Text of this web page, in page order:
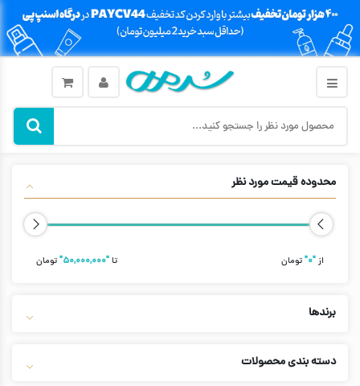
محدوده قیمت مورد نظر
از"۰" تومان تا"۵۰,۰۰۰,۰۰۰" تومان
برندها
دسته بندی محصولات